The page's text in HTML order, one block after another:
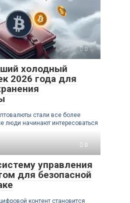
0
холодный
2026 года для
стали все более
люди начинают интересоваться
0
управления
для безопасной
контент становится